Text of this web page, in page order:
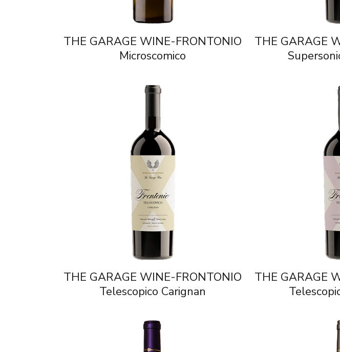
THE GARAGE WINE-FRONTONIO
Microscomico
THE GARAGE
THE GARAGE WINE-FRONTONIO
Telescopico Carignan
THE GARAGE